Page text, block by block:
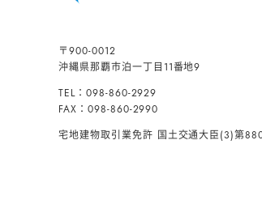
〒900-0012
沖縄県那覇市泊一丁目11番地9
TEL：098-860-2929
FAX：098-860-2990
宅地建物取引業免許 国土交通大臣(3)第